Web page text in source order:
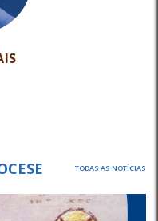
TODAS AS NOTÍCIAS